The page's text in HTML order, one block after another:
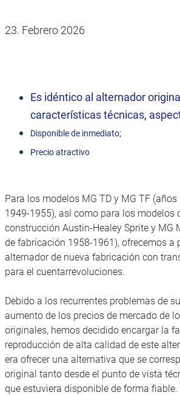
23. Febrero 2026
Es idéntico al alternador
características técnicas,
Disponible de inmediato;
Precio atractivo
Para los modelos MG TD y MG TF
1949-1955), así como para los modelos
construcción Austin-Healey Sprite y MG
de fabricación 1958-1961), ofrecemos a
alternador de nueva fabricación con
para el cuentarrevoluciones.
Debido a los recurrentes problemas de
aumento de los precios de mercado de
originales, hemos decidido encargar la
reproducción de alta calidad de este
era ofrecer una alternativa que se
original tanto desde el punto de vista
que estuviera disponible de forma fiable.